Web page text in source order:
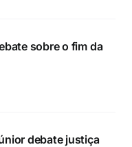
sobre o fim da
debate justiça